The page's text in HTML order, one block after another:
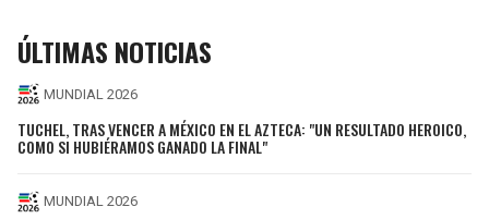
ÚLTIMAS NOTICIAS
MUNDIAL 2026
TUCHEL, TRAS VENCER A MÉXICO EN EL AZTECA: "UN RESULTADO HEROICO,
COMO SI HUBIÉRAMOS GANADO LA FINAL"
MUNDIAL 2026